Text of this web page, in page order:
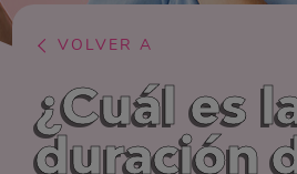
VOLVER A
¿Cuál es
duración